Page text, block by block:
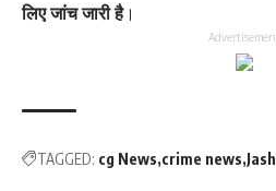
लिए जांच जारी है।
TAGGED: cg News crime news